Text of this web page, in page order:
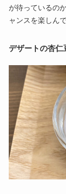
が待っているの
ャンスを楽しん
デザートの杏